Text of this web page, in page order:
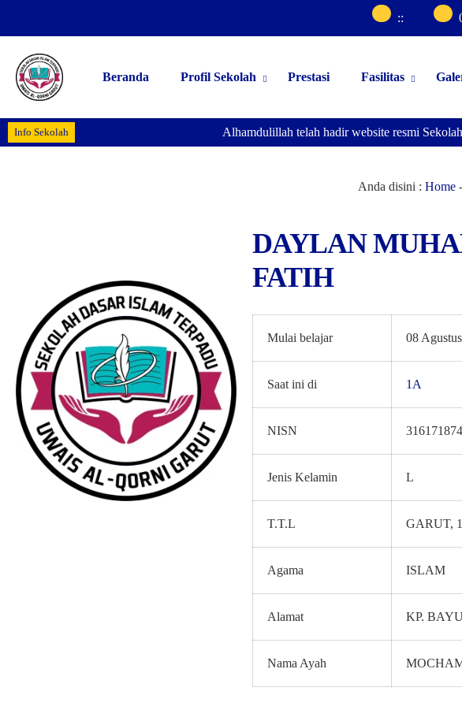
::
Beranda Profil Sekolah Prestasi Fasilitas
Info Sekolah Alhamdulillah telah hadir website resmi
Anda disini : Home -
DAYLAN
FATIH
Mulai belajar 08
Saat ini di 1A
NISN
Jenis Kelamin L
T.T.L GARUT,
Agama ISLAM
Alamat KP.
Nama Ayah